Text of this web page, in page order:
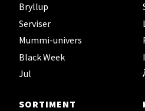
Bryllup
Serviser
Mummi-univers
Black Week
Jul
SORTIMENT
Lillehammer -
Strandtorget, 2609